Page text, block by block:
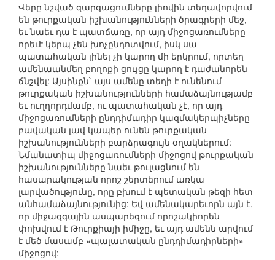
Վերը նշված զարգացումները լիովին տեղավորվում
են թուրքական իշխանությունների ծրագրերի մեջ,
եւ նաեւ դա է պատճառը, որ այդ միջոցառումները
որեւէ կերպ չեն խոչընդոտվում, իսկ սա
պատահական լինել չի կարող մի երկրում, որտեղ
ամենաանմեղ բողոքի ցույցը կարող է դաժանորեն
ճնշվել: Այսինքն` այս ամենը տեղի է ունենում
թուրքական իշխանությունների համաձայնությամբ
եւ ուղղորդմամբ, ու պատահական չէ, որ այդ
միջոցառումների ընդդիմադիր կազմակերպիչները
բավական լավ կապեր ունեն թուրքական
իշխանությունների բարձրագույն օղակներում:
Նմանատիպ միջոցառումների միջոցով թուրքական
իշխանությունները նաեւ թուլացնում են
հասարակության որոշ շերտերում առկա
լարվածությունը, որը բխում է պետական թեզի հետ
անհամաձայնությունից: Եվ ամենակարեւորն այն է,
որ միջազգային ասպարեզում որոշակիորեն
փոխվում է Թուրքիայի իմիջը, եւ այդ ամենն արվում
է մեծ մասամբ «պալատական ընդդիմադիրների»
միջոցով: